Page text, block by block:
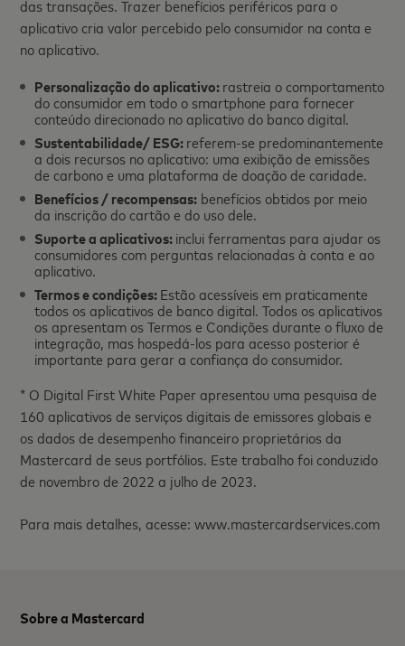
das transações. Trazer benefícios periféricos para o
aplicativo cria valor percebido pelo consumidor na conta e
no aplicativo.
Personalização do aplicativo:rastreia o comportamento
do consumidor em todo o smartphone para fornecer
conteúdo direcionado no aplicativo do banco digital.
Sustentabilidade/ ESG:referem-se predominantemente
a dois recursos no aplicativo: uma exibição de emissões
de carbono e uma plataforma de doação de caridade.
Benefícios / recompensas: benefícios obtidos por meio
da inscrição do cartão e do uso dele.
Suporte a aplicativos:inclui ferramentas para ajudar os
consumidores com perguntas relacionadas à conta e ao
aplicativo.
Termos e condições:Estão acessíveis em praticamente
todos os aplicativos de banco digital. Todos os aplicativos
os apresentam os Termos e Condições durante o fluxo de
integração, mas hospedá-los para acesso posterior é
importante para gerar a confiança do consumidor.
* O Digital First White Paper apresentou uma pesquisa de
160 aplicativos de serviços digitais de emissores globais e
os dados de desempenho financeiro proprietários da
Mastercard de seus portfólios. Este trabalho foi conduzido
de novembro de 2022 a julho de 2023.
Para mais detalhes, acesse: www.mastercardservices.com
Sobre a Mastercard